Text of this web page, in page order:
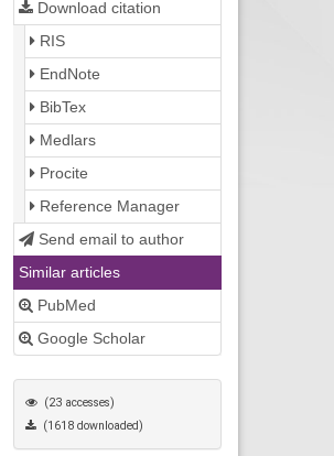
Download citation
RIS
EndNote
BibTex
Medlars
Procite
Reference Manager
Send email to author
Similar articles
PubMed
Google Scholar
(23 accesses)
(1618 downloaded)